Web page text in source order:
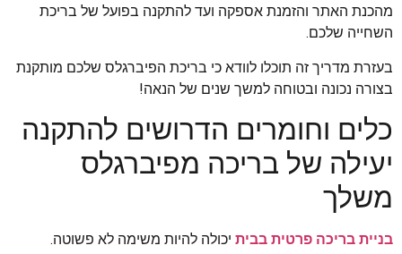
מהכנת האתר והזמנת אספקה ועד להתקנה בפועל של בריכת
השחייה שלכם.
בעזרת מדריך זה תוכלו לוודא כי בריכת הפיברגלס שלכם מותקנת
בצורה נכונה ובטוחה למשך שנים של הנאה!
כלים וחומרים הדרושים להתקנה
יעילה של בריכה מפיברגלס
משלך
בניית בריכה פרטית בבית יכולה להיות משימה לא פשוטה.